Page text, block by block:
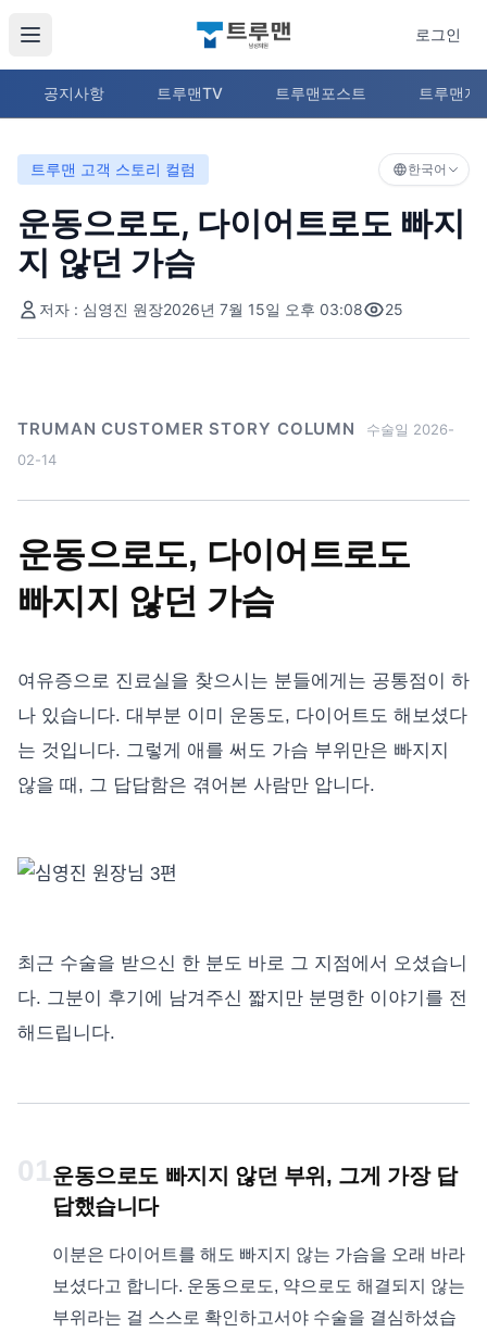
로그인
공지사항 트루맨TV 트루맨포스트 트루맨지
트루맨 고객 스토리 컬럼 한국어
운동으로도, 다이어트로도 빠지
지 않던 가슴
저자 : 심영진 원장2026년 7월 15일 오후 03:08 25
TRUMAN CUSTOMER STORY COLUMN
수술일 2026-
02-14
운동으로도, 다이어트로도
빠지지 않던 가슴
여유증으로 진료실을 찾으시는 분들에게는 공통점이 하
나 있습니다. 대부분 이미 운동도, 다이어트도 해보셨다
는 것입니다. 그렇게 애를 써도 가슴 부위만은 빠지지
않을 때, 그 답답함은 겪어본 사람만 압니다.
최근 수술을 받으신 한 분도 바로 그 지점에서 오셨습니
다. 그분이 후기에 남겨주신 짧지만 분명한 이야기를 전
해드립니다.
01운동으로도 빠지지 않던 부위, 그게 가장 답
답했습니다
이분은 다이어트를 해도 빠지지 않는 가슴을 오래 바라
보셨다고 합니다. 운동으로도, 약으로도 해결되지 않는
부위라는 걸 스스로 확인하고서야 수술을 결심하셨습